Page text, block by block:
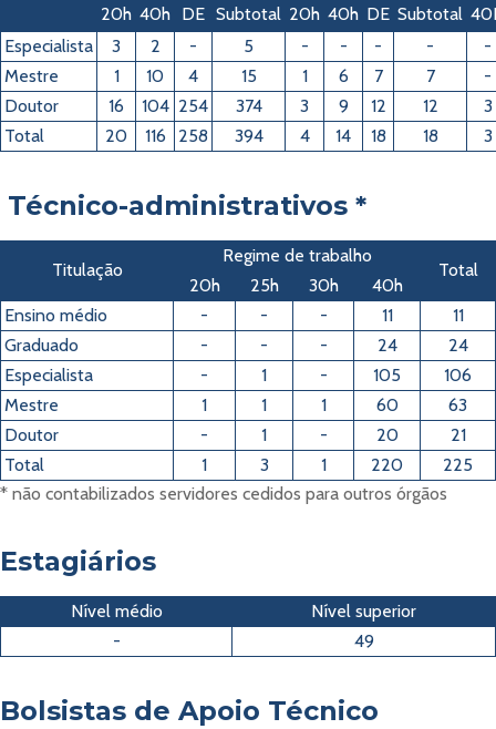
20h 40h DE Subtotal 20h 40h DE Subtotal
Especialista
3 2 - 5 - - - -
-
Mestre
1 10 4 15 1 6 7 7
-
Doutor
16 104 254 374 3 9 12 12
3
Total
20 116 258 394 4 14 18 18 3
Técnico-administrativos *
Titulação
Regime de trabalho
Total
20h 25h 30h
40h
Ensino médio
- - - 11
11
Graduado
- - - 24
24
Especialista
- 1 - 105
106
Mestre
1 1 1 60
63
Doutor
- 1 - 20
21
Total
1 3 1 220
225
* não contabilizados servidores cedidos para outros órgãos
Estagiários
Nível médio
Nível superior
-
49
Bolsistas de Apoio Técnico